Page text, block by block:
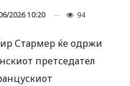
2026 10:20 94
Стармер ќе одржи
претседател